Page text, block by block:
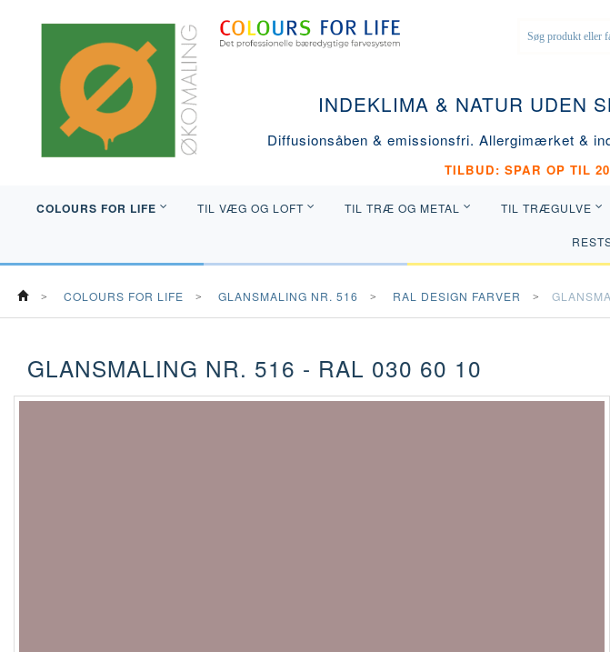
INDEKLIMA & NATUR UDEN
Diffusionsåben & emissionsfri. Allergimærket &
TILBUD: SPAR OP TIL
COLOURS FOR LIFE TIL VÆG OG LOFT TIL TRÆ OG METAL TIL TRÆGULVE
COLOURS FOR LIFE GLANSMALING NR. 516 RAL DESIGN FARVER
GLANSMALING NR. 516 - RAL 030 60 10